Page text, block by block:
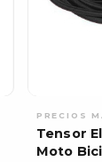
Tensor
Moto